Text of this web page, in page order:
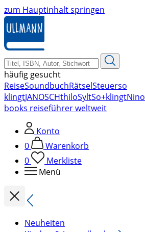
zum Hauptinhalt springen
häufig gesucht
ReiseSoundbuchRätselSteuerso
klingtJANOSCHthiloSyltSo+klingtNino
books reiseführer weltweit
Konto
0
Warenkorb
0
Merkliste
Menü
Neuheiten